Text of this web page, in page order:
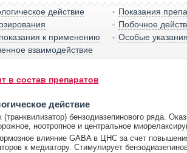
действие
Показания
Побочное
к применению
Особые указания
взаимодействие
в состав препаратов
действие
(транквилизатор) бензодиазепинового ряда.
ноотропное и центральное
влияние GABA в ЦНС за счет
к медиатору. Стимулирует